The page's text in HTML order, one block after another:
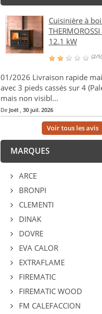
Cuisinière à
12.1 kW
(2/5)
01/2026 Livraison rapide
avec 3 pieds cassés sur 4
mais non visibl...
De Joël, 30 juil. 2026
Voir tous les avis
MARQUES
ARCE
BRONPI
CLEMENTI
DINAK
DOVRE
EVA CALOR
EXTRAFLAME
FIREMATIC
FIREMATIC WOOD
FM CALEFACCION